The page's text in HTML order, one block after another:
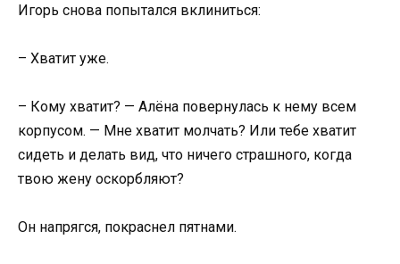
Игорь снова попытался вклиниться:
– Хватит уже.
– Кому хватит? — Алёна повернулась к нему всем
корпусом. — Мне хватит молчать? Или тебе хватит
сидеть и делать вид, что ничего страшного, когда
твою жену оскорбляют?
Он напрягся, покраснел пятнами.